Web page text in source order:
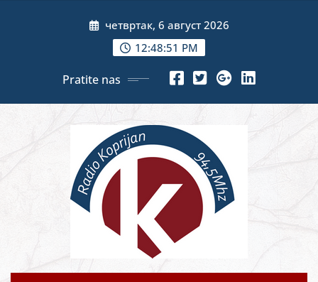
четвртак, 6 август 2026
12:48:53 PM
Pratite nas